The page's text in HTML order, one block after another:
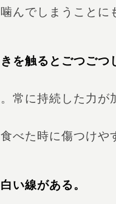
んでしまうことに
を触るとごつごつ
常に持続した力が
べた時に傷つけや
い線がある。